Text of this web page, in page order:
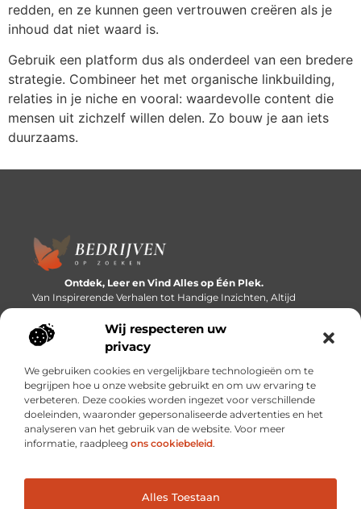
Wij respecteren uw
privacy
We gebruiken cookies en vergelijkbare technologieën om te
begrijpen hoe u onze website gebruikt en om uw ervaring te
verbeteren. Deze cookies worden ingezet voor verschillende
doeleinden, waaronder gepersonaliseerde advertenties en het
analyseren van het gebruik van de website. Voor meer
informatie, raadpleeg ons cookiebeleid.
Alles Toestaan
redden, en ze kunnen geen vertrouwen creëren als je
inhoud dat niet waard is.
Gebruik een platform dus als onderdeel van een bredere
strategie. Combineer het met organische linkbuilding,
relaties in je niche en vooral: waardevolle content die
mensen uit zichzelf willen delen. Zo bouw je aan iets
duurzaams.
Ontdek, Leer en Vind Alles op Één Plek.
Van Inspirerende Verhalen tot Handige Inzichten, Altijd
Binnen Handbereik.
Bericht categorie
Onze informatie
Cookiebeleid (EU)